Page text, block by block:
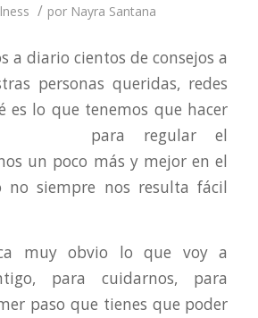
/ por Nayra Santana
a diario cientos de consejos a
personas queridas, redes
es lo que tenemos que hacer
para regular el
un poco más y mejor en el
siempre nos resulta fácil
muy obvio lo que voy a
para cuidarnos, para
paso que tienes que poder